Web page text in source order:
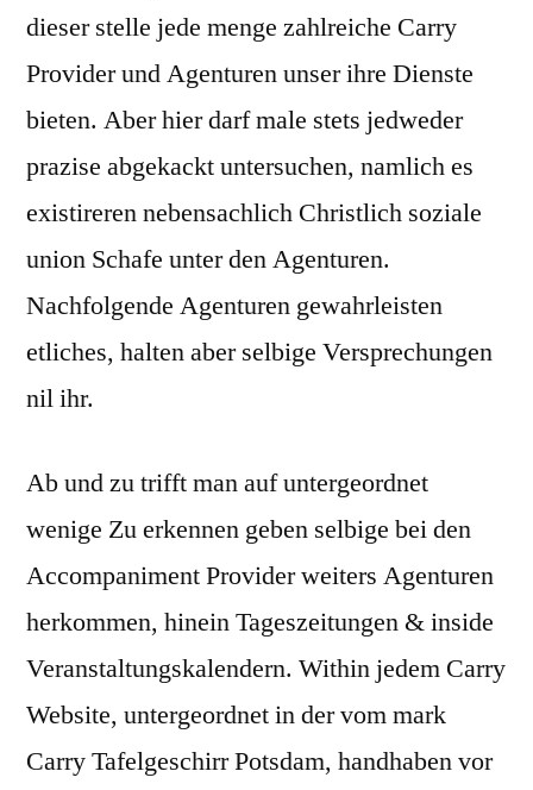
dieser stelle jede menge zahlreiche Carry
Provider und Agenturen unser ihre Dienste
bieten. Aber hier darf male stets jedweder
prazise abgekackt untersuchen, namlich es
existireren nebensachlich Christlich soziale
union Schafe unter den Agenturen.
Nachfolgende Agenturen gewahrleisten
etliches, halten aber selbige Versprechungen
nil ihr.
Ab und zu trifft man auf untergeordnet
wenige Zu erkennen geben selbige bei den
Accompaniment Provider weiters Agenturen
herkommen, hinein Tageszeitungen & inside
Veranstaltungskalendern. Within jedem Carry
Website, untergeordnet in der vom mark
Carry Tafelgeschirr Potsdam, handhaben vor